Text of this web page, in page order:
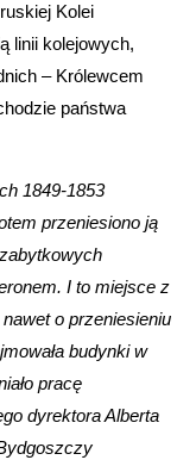
Kolei
linii kolejowych,
– Królewcem
państwa
1849-1853
przeniesiono ją
I to miejsce z
o przeniesieniu
budynki w
pracę
dyrektora Alberta